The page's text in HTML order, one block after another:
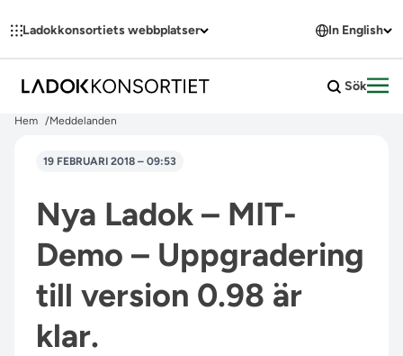
Ladokkonsortiets webbplatser In English
Sök
Hem Meddelanden
19 FEBRUARI 2018 – 09:53
Nya Ladok – MIT-
Demo – Uppgradering
till version 0.98 är
klar.